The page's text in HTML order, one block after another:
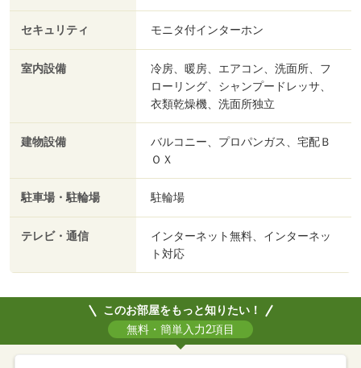
セキュリティ モニタ付インターホン
室内設備
冷房、暖房、エアコン、洗面所、フ
ローリング、シャンプードレッサ、
衣類乾燥機、洗面所独立
建物設備
バルコニー、プロパンガス、宅配Ｂ
ＯＸ
駐車場・駐輪場 駐輪場
テレビ・通信
インターネット無料、インターネッ
ト対応
このお部屋をもっと知りたい！
無料・簡単入力2項目